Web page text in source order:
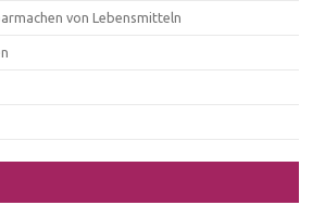
von Lebensmitteln